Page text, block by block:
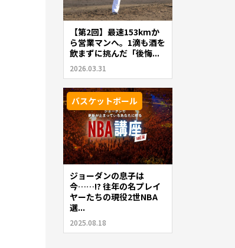
【第2回】最速153kmか
ら営業マンへ。1滴も酒を
飲まずに挑んだ「後悔...
2026.03.31
バスケットボール
ジョーダンの息子は
今……!? 往年の名プレイ
ヤーたちの現役2世NBA
選...
2025.08.18